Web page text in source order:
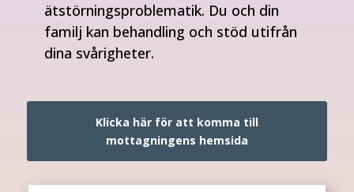
ätstörningsproblematik. Du och din
familj kan behandling och stöd utifrån
dina svårigheter.
Klicka här för att komma till
mottagningens hemsida